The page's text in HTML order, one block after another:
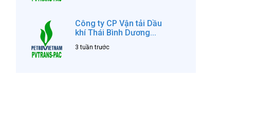
Công ty CP Vận tải Dầu
khí Thái Bình Dương...
3 tuần trước